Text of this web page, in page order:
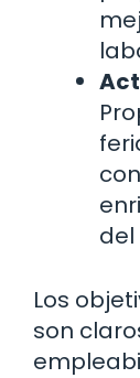
del
Los
son